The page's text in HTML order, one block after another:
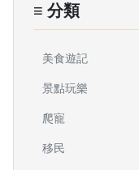
≡ 分類
美食遊記
景點玩樂
爬寵
移民